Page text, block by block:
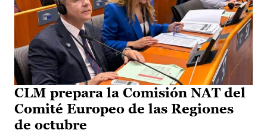
CLM prepara la Comisión NAT del
Comité Europeo de las Regiones
de octubre